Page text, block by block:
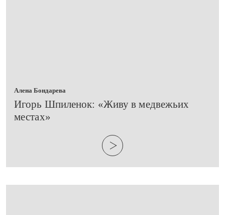
Алена Бондарева
​Игорь Шпиленок: «Живу в медвежьих
местах»